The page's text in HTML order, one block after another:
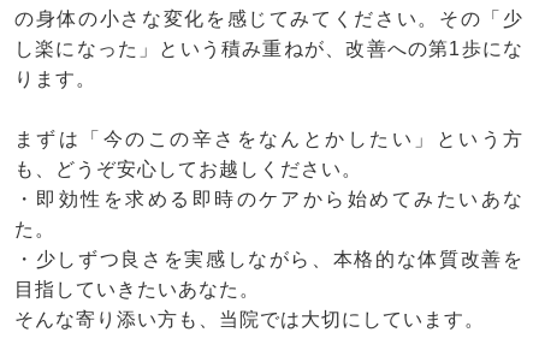
の身体の小さな変化を感じてみてください。その「少
し楽になった」という積み重ねが、改善への第1歩にな
ります。
まずは「今のこの辛さをなんとかしたい」という方
も、どうぞ安心してお越しください。
・即効性を求める即時のケアから始めてみたいあな
た。
・少しずつ良さを実感しながら、本格的な体質改善を
目指していきたいあなた。
そんな寄り添い方も、当院では大切にしています。